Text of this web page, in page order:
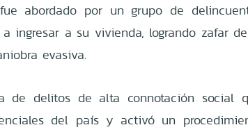
abordado por un grupo de
ingresar a su vivienda, logrando zafar
evasiva.
delitos de alta connotación social
del país y activó un